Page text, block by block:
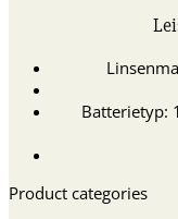
Batterietyp:
Product categories